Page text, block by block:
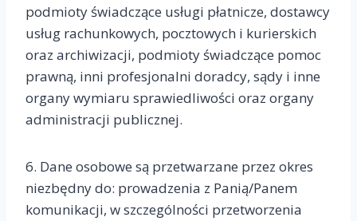
podmioty świadczące usługi płatnicze, dostawcy
usług rachunkowych, pocztowych i kurierskich
oraz archiwizacji, podmioty świadczące pomoc
prawną, inni profesjonalni doradcy, sądy i inne
organy wymiaru sprawiedliwości oraz organy
administracji publicznej.
6. Dane osobowe są przetwarzane przez okres
niezbędny do: prowadzenia z Panią/Panem
komunikacji, w szczególności przetworzenia